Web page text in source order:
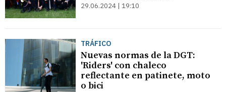
29.06.2024 | 19:10
TRÁFICO
Nuevas normas de la DGT:
'Riders' con chaleco
reflectante en patinete, moto
o bici